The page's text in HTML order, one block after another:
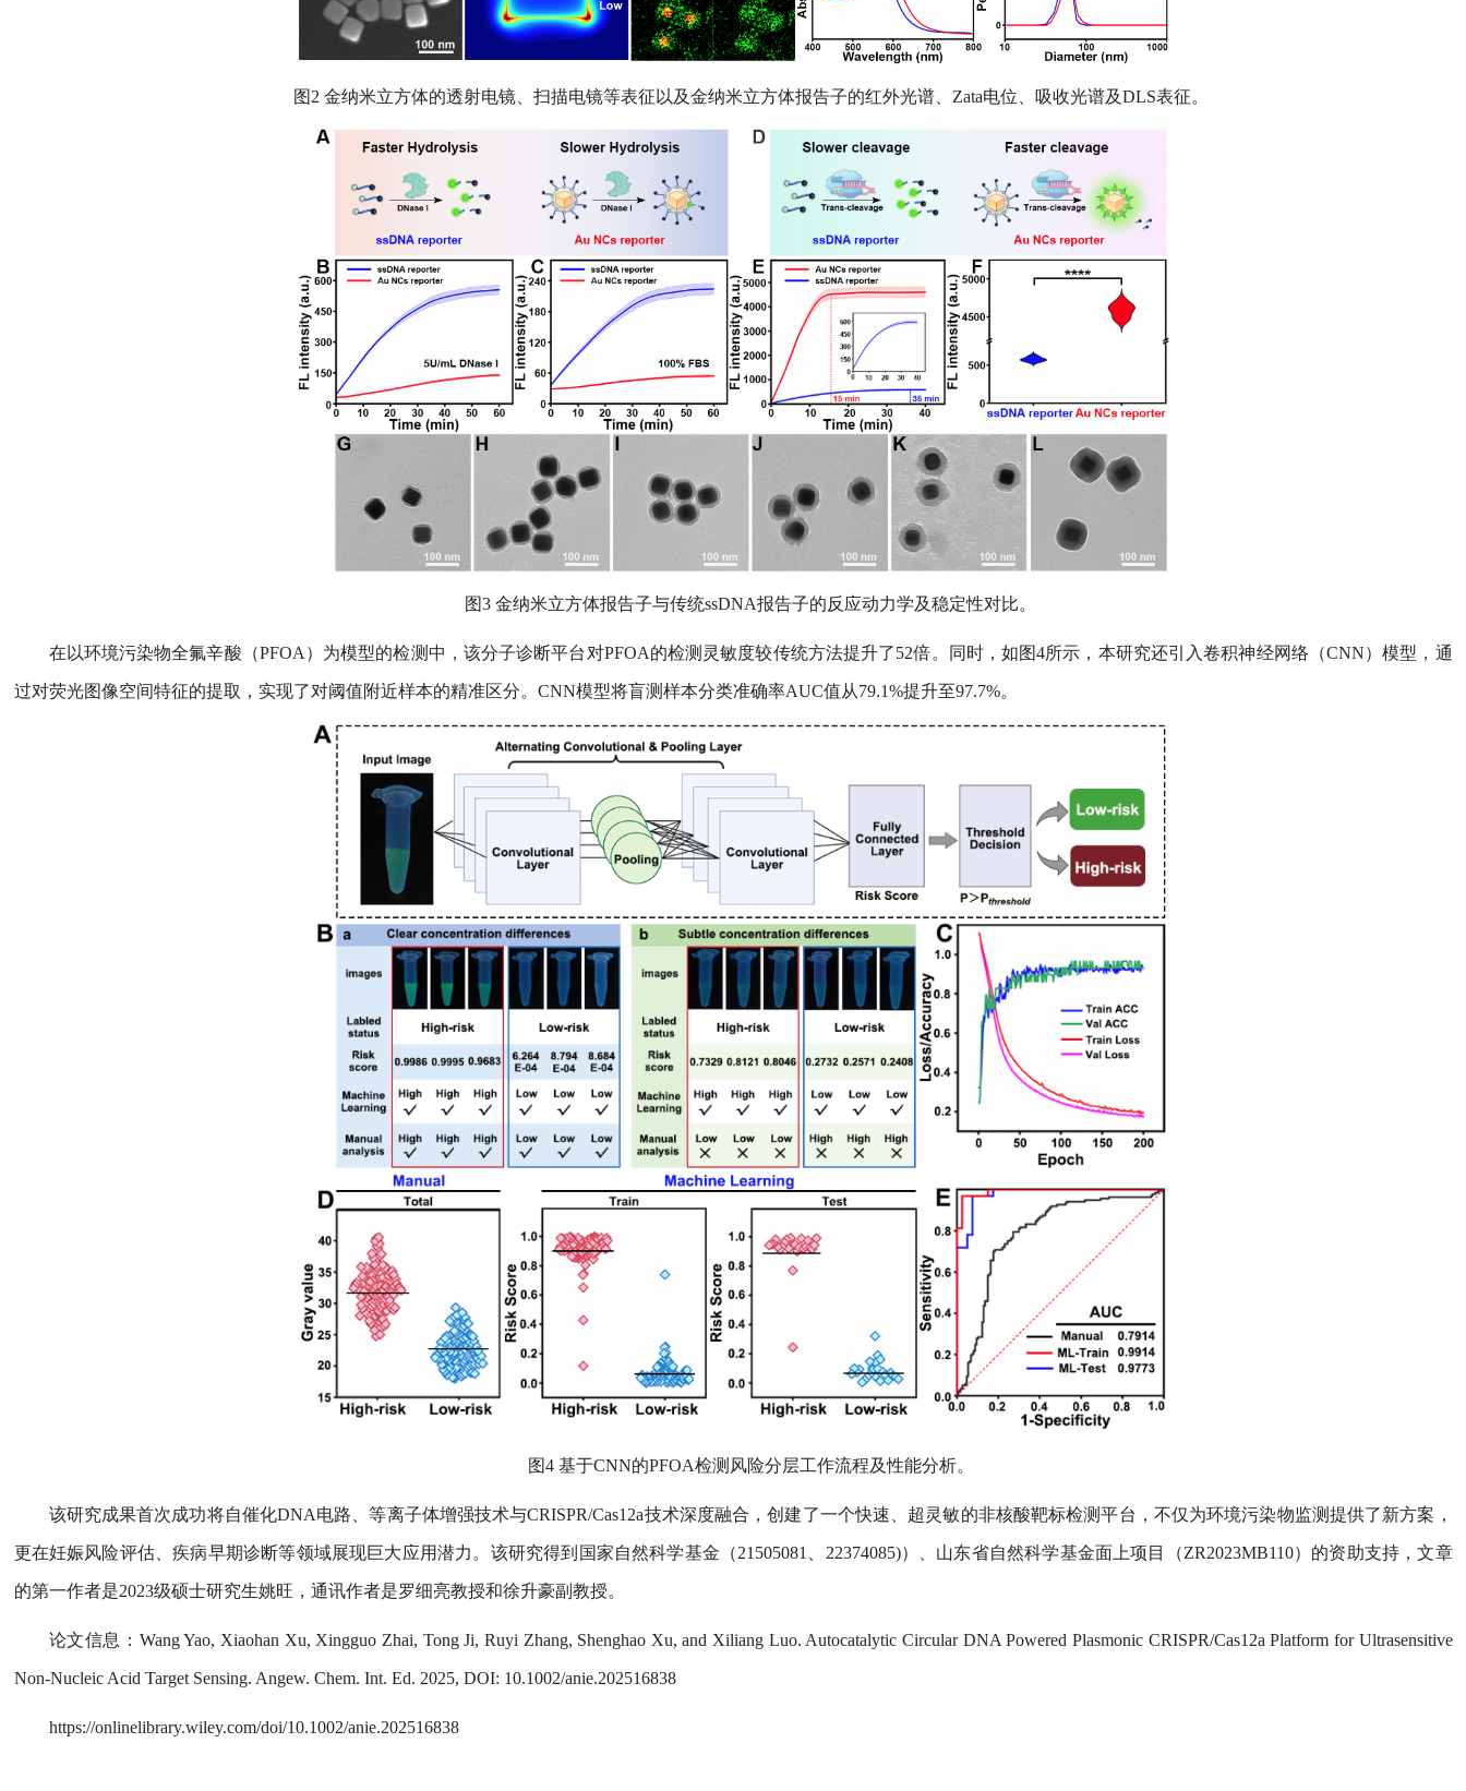
图2 金纳米立方体的透射电镜、扫描电镜等表征以及金纳米立方体报告子的红外光谱、 Zata电位、吸收光谱及DLS表征。
图3 金纳米立方体报告子与传统ssDNA报告子的反应动力学及稳定性对比。
在以环境污染物全氟辛酸（PFOA ）为模型的检测中，该分子诊断平台对PFOA的检测灵敏度较传统方法提升了52倍。同时，如图4所示，本研究还引入卷积神经网络（CNN）模型，通
过对荧光图像空间特征的提取，实现了对阈值附近样本的精准区分。 CNN模型将盲测样本分类准确率AUC值从79.1%提升至97.7%。
图4 基于CNN的PFOA检测风险分层工作流程及性能分析。
该研究成果首次成功将自催化DNA电路、等离子体增强技术与CRISPR/Cas12a技术深度融合，创建了一个快速、超灵敏的非核酸靶标检测平台，不仅为环境污染物监测提供了新方案，
更在妊娠风险评估、疾病早期诊断等领域展现巨大应用潜力。该研究得到国家自然科学基金（21505081 22374085)）、山东省自然科学基金面上项目（ZR2023MB110）的资助支持，文章
的第一作者是2023级硕士研究生姚旺，通讯作者是罗细亮教授和徐升豪副教授。
论文信息： Wang Yao, Xiaohan Xu, Xingguo Zhai, Tong Ji, Ruyi Zhang, Shenghao Xu, and Xiliang Luo. Autocatalytic Circular DNA Powered Plasmonic CRISPR/Cas12a Platform for Ultrasensitive
Non-Nucleic Acid Target Sensing. Angew. Chem. Int. Ed. 2025, DOI: 10.1002/anie.202516838
https://onlinelibrary.wiley.com/doi/10.1002/anie.202516838